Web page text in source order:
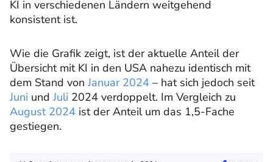
KI in verschiedenen Ländern weitgehend
konsistent ist.
Wie die Grafik zeigt, ist der aktuelle Anteil der
Übersicht mit KI in den USA nahezu identisch mit
dem Stand vonJanuar 2024 – hat sich jedoch seit
Juni undJuli 2024 verdoppelt. Im Vergleich zu
August 2024 ist der Anteil um das 1,5-Fache
gestiegen.